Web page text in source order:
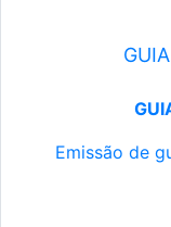
Emissão de